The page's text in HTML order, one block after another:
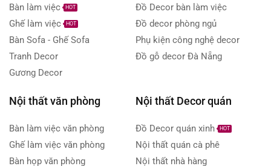
Bàn làm việc HOT
Ghế làm việc HOT
Bàn Sofa - Ghế Sofa
Tranh Decor
Gương Decor
Đồ Decor bàn làm việc
Đồ decor phòng ngủ
Phụ kiện công nghệ decor
Đồ gỗ decor Đà Nẵng
Nội thất văn phòng
Bàn làm việc văn phòng
Ghế làm việc văn phòng
Bàn họp văn phòng
Nội thất Decor quán
Đồ Decor quán xinh HOT
Nội thất quán cà phê
Nội thất nhà hàng